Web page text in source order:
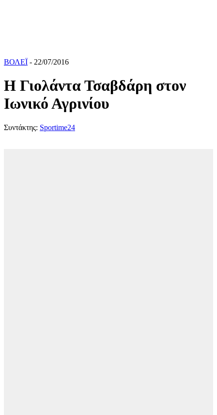
ΒΟΛΕΪ - 22/07/2016
Η Γιολάντα Τσαβδάρη στον
Ιωνικό Αγρινίου
Συντάκτης: Sportime24